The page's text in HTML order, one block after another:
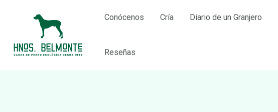
Conócenos Cría Diario de un Granjero
Reseñas